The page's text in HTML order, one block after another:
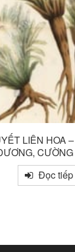
LIÊN HOA
Đọc tiếp